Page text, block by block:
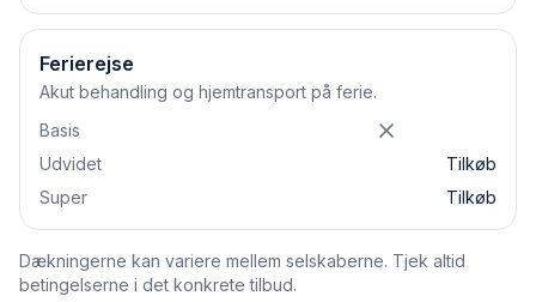
Ferierejse
Akut behandling og hjemtransport på ferie.
Basis
Udvidet
Tilkøb
Super
Tilkøb
Dækningerne kan variere mellem selskaberne. Tjek altid
betingelserne i det konkrete tilbud.